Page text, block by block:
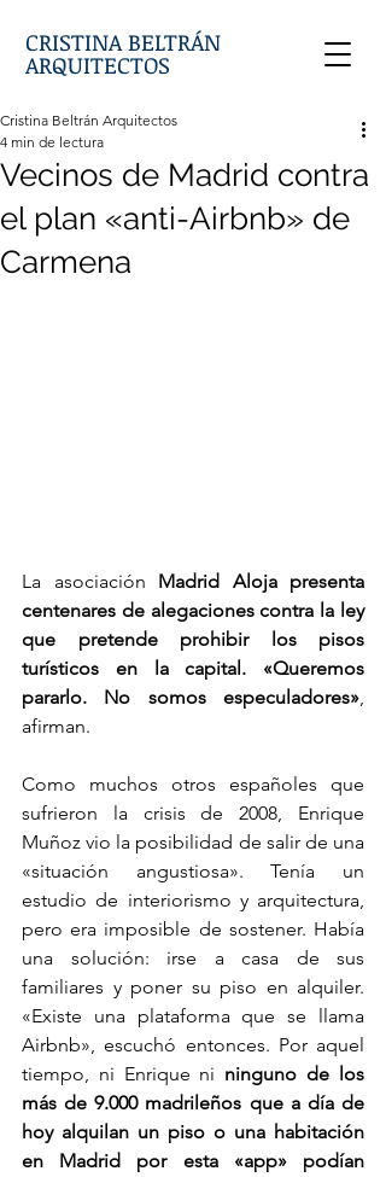
CRISTINA BELTRÁN
ARQUITECTOS
Vecinos de Madrid contra
el plan «anti-Airbnb» de
Carmena
Cristina Beltrán Arquitectos
4 min de lectura
La asociación Madrid Aloja presenta
centenares de alegaciones contra la ley
que pretende prohibir los pisos
turísticos en la capital. «Queremos
pararlo. No somos especuladores»,
afirman.
Como muchos otros españoles que
sufrieron la crisis de 2008, Enrique
Muñoz vio la posibilidad de salir de una
«situación angustiosa». Tenía un
estudio de interiorismo y arquitectura,
pero era imposible de sostener. Había
una solución: irse a casa de sus
familiares y poner su piso en alquiler.
«Existe una plataforma que se llama
Airbnb», escuchó entonces. Por aquel
tiempo, ni Enrique ni ninguno de los
más de 9.000 madrileños que a día de
hoy alquilan un piso o una habitación
en Madrid por esta «app» podían